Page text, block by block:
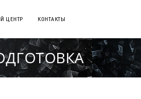
ЦЕНТР КОНТАКТЫ